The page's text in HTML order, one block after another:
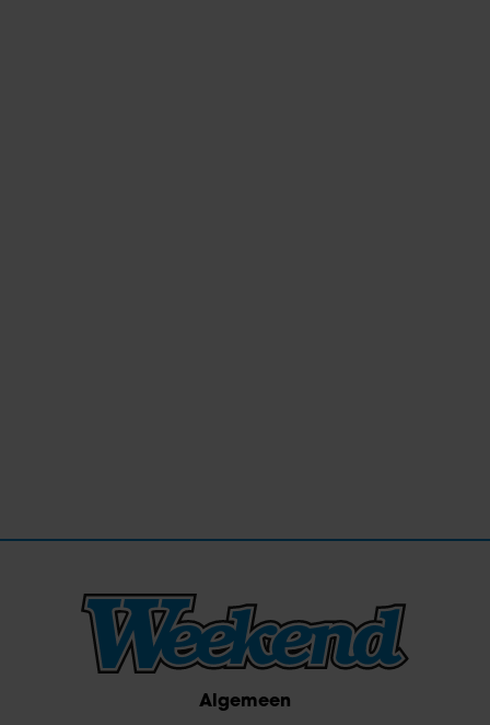
Algemeen